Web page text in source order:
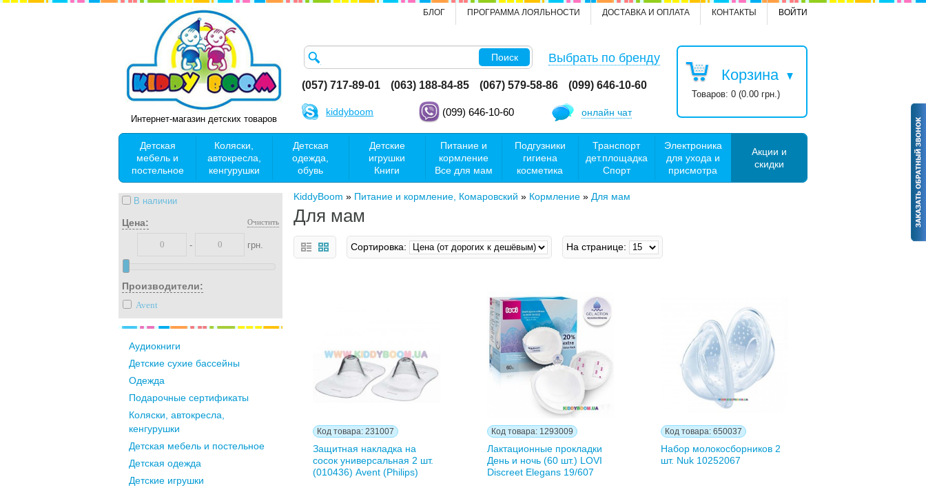
ВОЙТИ
КОНТАКТЫ
ДОСТАВКА И ОПЛАТА
ПРОГРАММА ЛОЯЛЬНОСТИ
БЛОГ
Интернет-магазин детских товаров
Поиск Выбрать по бренду
Корзина
Товаров: 0 (0.00 грн.)
(057) 717-89-01 (063) 188-84-85 (067) 579-58-86 (099) 646-10-60
kiddyboom (099) 646-10-60 онлайн чат
Детская
мебель и
постельное
Коляски,
автокресла,
кенгурушки
Детская
одежда,
обувь
Детские
игрушки
Книги
Питание и
кормление
Все для мам
Подгузники
гигиена
косметика
Транспорт
дет.площадка
Спорт
Электроника
для ухода и
присмотра
Акции и
скидки
В наличии
Очистить
Цена:
- грн.
Производители:
Avent
Аудиокниги
Детские сухие бассейны
Одежда
Подарочные сертификаты
Коляски, автокресла,
кенгурушки
Детская мебель и постельное
Детская одежда
Детские игрушки
KiddyBoom » Питание и кормление, Комаровский » Кормление » Для мам
Для мам
Сортировка: На странице:
Код товара: 231007
Защитная накладка на
сосок универсальная 2 шт.
(010436) Avent (Philips)
Код товара: 1293009
Лактационные прокладки
День и ночь (60 шт.) LOVI
Discreet Elegаns 19/607
Код товара: 650037
Набор молокосборников 2
шт. Nuk 10252067